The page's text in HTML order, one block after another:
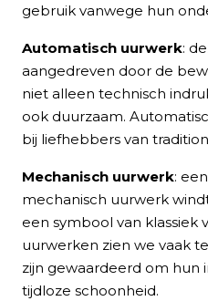
gebruik vanwege hun
Automatisch uurwerk:
aangedreven door de
niet alleen technisch
ook duurzaam.
bij liefhebbers van
Mechanisch uurwerk:
mechanisch uurwerk
een symbool van klassiek
uurwerken zien we vaak
zijn gewaardeerd om
tijdloze schoonheid.